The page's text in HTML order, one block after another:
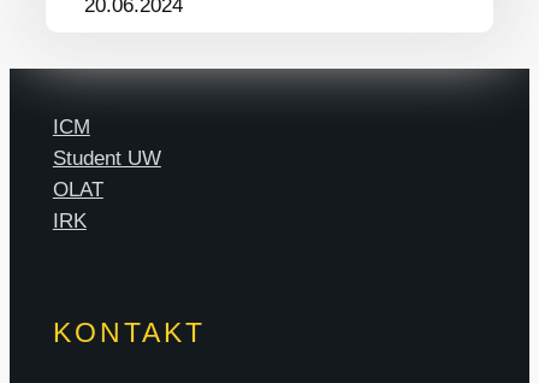
20.06.2024
ICM
Student UW
OLAT
IRK
KONTAKT